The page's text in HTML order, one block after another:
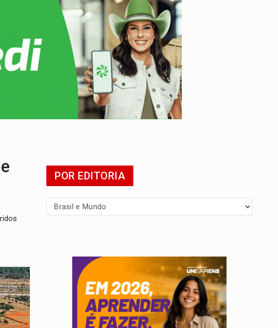
na escola
POR EDITORIA